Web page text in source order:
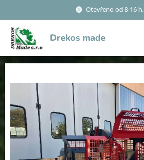
Otevřeno od 8-16 h.
Drekos made